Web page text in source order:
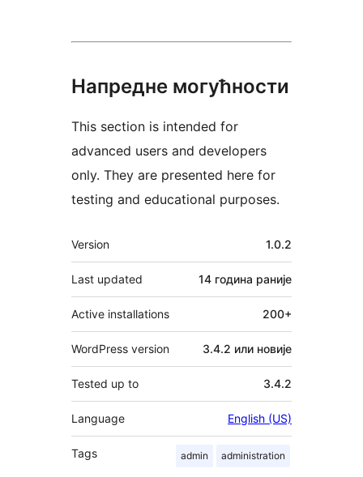
Напредне могућности
This section is intended for
advanced users and developers
only. They are presented here for
testing and educational purposes.
Мета
Version 1.0.2
Last updated 14 година раније
Active installations 200+
WordPress version 3.4.2 или новије
Tested up to 3.4.2
Language English (US)
Tags admin administration